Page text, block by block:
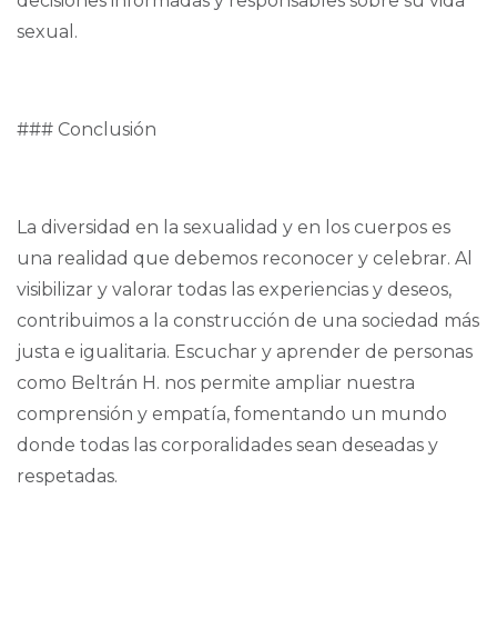
sexual.
### Conclusión
La diversidad en la sexualidad y en los cuerpos es
una realidad que debemos reconocer y celebrar. Al
visibilizar y valorar todas las experiencias y deseos,
contribuimos a la construcción de una sociedad más
justa e igualitaria. Escuchar y aprender de personas
como Beltrán H. nos permite ampliar nuestra
comprensión y empatía, fomentando un mundo
donde todas las corporalidades sean deseadas y
respetadas.